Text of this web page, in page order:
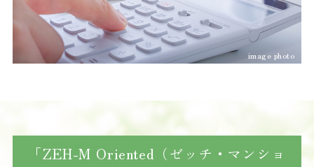
image photo
「ZEH-M Oriented（ゼッチ・マンショ